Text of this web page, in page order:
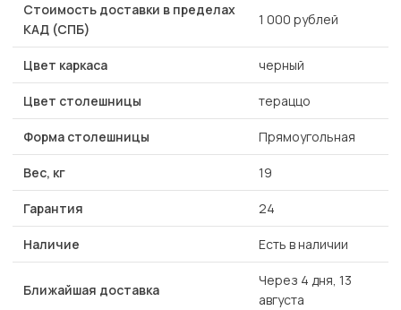
Стоимость доставки в пределах
КАД (СПБ)
1 000 рублей
Цвет каркаса черный
Цвет столешницы тераццо
Форма столешницы Прямоугольная
Вес, кг 19
Гарантия 24
Наличие Есть в наличии
Ближайшая доставка
Через 4 дня, 13
августа